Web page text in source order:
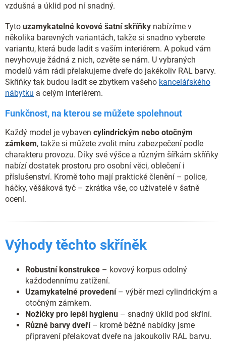
vzdušná a úklid pod ní snadný.
Tyto uzamykatelné kovové šatní skříňky nabízíme v
několika barevných variantách, takže si snadno vyberete
variantu, která bude ladit s vaším interiérem. A pokud vám
nevyhovuje žádná z nich, ozvěte se nám. U vybraných
modelů vám rádi přelakujeme dveře do jakékoliv RAL barvy.
Skříňky tak budou ladit se zbytkem vašeho kancelářského
nábytku a celým interiérem.
Funkčnost, na kterou se můžete spolehnout
Každý model je vybaven cylindrickým nebo otočným
zámkem, takže si můžete zvolit míru zabezpečení podle
charakteru provozu. Díky své výšce a různým šířkám skříňky
nabízí dostatek prostoru pro osobní věci, oblečení i
příslušenství. Kromě toho mají praktické členění – police,
háčky, věšáková tyč – zkrátka vše, co uživatelé v šatně
ocení.
Výhody těchto skříněk
Robustní konstrukce – kovový korpus odolný
každodennímu zatížení.
Uzamykatelné provedení– výběr mezi cylindrickým a
otočným zámkem.
Nožičky pro lepší hygienu – snadný úklid pod skříní.
Různé barvy dveří– kromě běžné nabídky jsme
připravení přelakovat dveře na jakoukoliv RAL barvu.